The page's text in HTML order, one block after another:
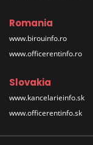
Romania
www.birouinfo.ro
www.officerentinfo.ro
Slovakia
www.kancelarieinfo.sk
www.officerentinfo.sk